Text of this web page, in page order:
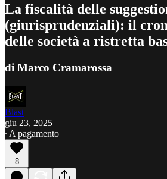
La fiscalità delle
(giurisprudenziali): il
delle società a ristretta
di Marco Cramarossa
Blast
giu 23, 2025
∙ A pagamento
8